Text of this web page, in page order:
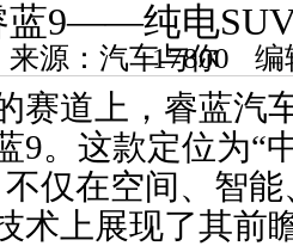
蓝9——纯电
2024-07-31 来源：汽车与你 编辑：田田 浏览量： 17800
赛道上，睿蓝汽
9。这款定位为“
仅在空间、智
术上展现了其前